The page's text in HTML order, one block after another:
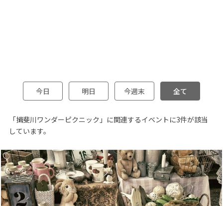
今日 明日 今週末 全て
「揖斐川ワンダーピクニック」に関連するイベントに3件が該当
しています。